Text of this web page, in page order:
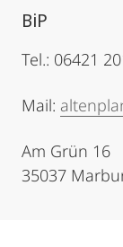
BiP
Tel.: 06421
Mail:
Am Grün 16
35037